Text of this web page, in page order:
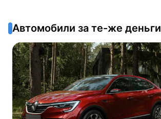
Автомобили за те-же деньги